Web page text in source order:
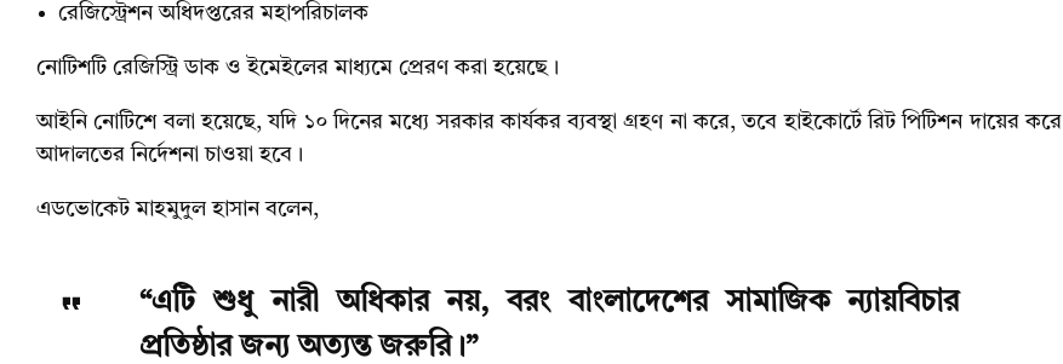
রেজিস্ট্রেশন অধিদপ্তরের মহাপরিচালক
নোটিশটি রেজিস্ট্রি ডাক ও ইমেইলের মাধ্যমে প্রেরণ করা হয়েছে।
আইনি নোটিশে বলা হয়েছে, যদি ১০ দিনের মধ্যে সরকার কার্যকর ব্যবস্থা গ্রহণ না করে, তবে হাইকোর্টে রিট পিটিশন দায়ের করে
আদালতের নির্দেশনা চাওয়া হবে।
এডভোকেট মাহমুদুল হাসান বলেন,
“এটি শুধু নারী অধিকার নয়, বরং বাংলাদেশের সামাজিক ন্যায়বিচার
প্রতিষ্ঠার জন্য অত্যন্ত জরুরি।”